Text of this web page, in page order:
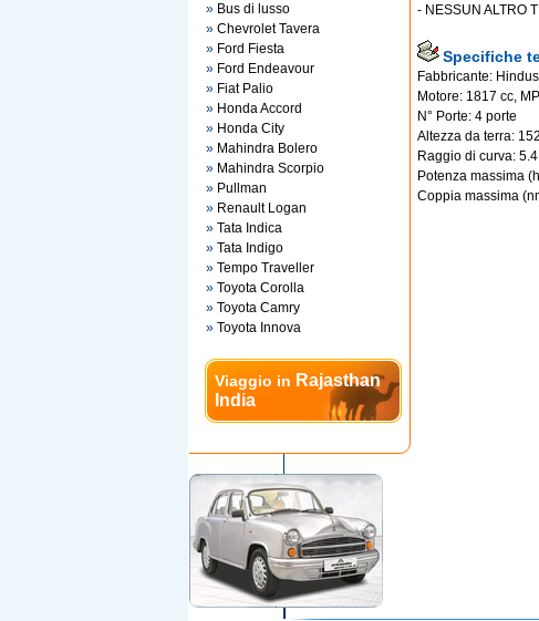
» Bus di lusso
» Chevrolet Tavera
» Ford Fiesta
» Ford Endeavour
» Fiat Palio
» Honda Accord
» Honda City
» Mahindra Bolero
» Mahindra Scorpio
» Pullman
» Renault Logan
» Tata Indica
» Tata Indigo
» Tempo Traveller
» Toyota Corolla
» Toyota Camry
» Toyota Innova
Viaggio in Rajasthan
India
- NESSUN ALTRO
Specifiche
Fabbricante:
Motore: 1817 cc,
N° Porte: 4 porte
Altezza da terra:
Raggio di curva:
Potenza massima
Coppia massima